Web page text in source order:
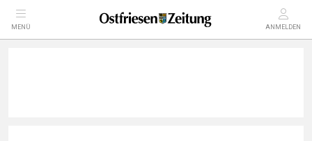
MENÜ ANMELDEN